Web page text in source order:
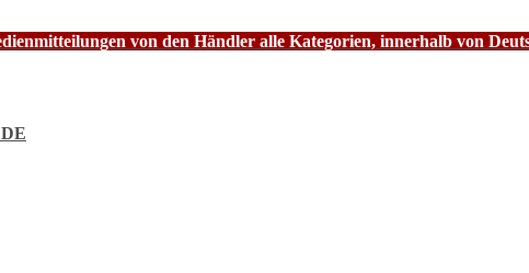
von den Händler alle Kategorien, innerhalb von